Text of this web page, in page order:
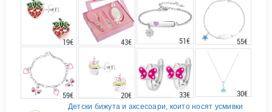
19€ 43€ 51€ 55€
59€ 20€ 33€ 30€
Детски бижута и аксесоари, които носят усмивки